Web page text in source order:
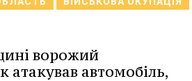
ворожий
атакував автомобіль,